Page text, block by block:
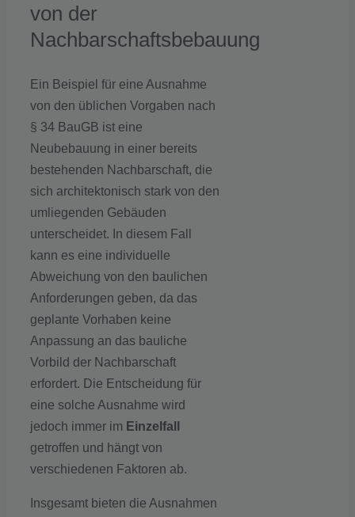
von der
Nachbarschaftsbebauung
Ein Beispiel für eine Ausnahme
von den üblichen Vorgaben nach
§ 34 BauGB ist eine
Neubebauung in einer bereits
bestehenden Nachbarschaft, die
sich architektonisch stark von den
umliegenden Gebäuden
unterscheidet. In diesem Fall
kann es eine individuelle
Abweichung von den baulichen
Anforderungen geben, da das
geplante Vorhaben keine
Anpassung an das bauliche
Vorbild der Nachbarschaft
erfordert. Die Entscheidung für
eine solche Ausnahme wird
jedoch immer im Einzelfall
getroffen und hängt von
verschiedenen Faktoren ab.
Insgesamt bieten die Ausnahmen